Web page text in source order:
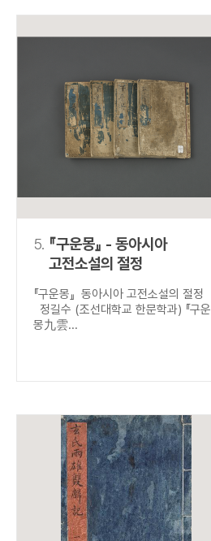
5. 『구운몽』 - 동아시아
고전소설의 절정
『구운몽』 동아시아 고전소설의 절정
정길수 (조선대학교 한문학과) 『구운
몽九雲...